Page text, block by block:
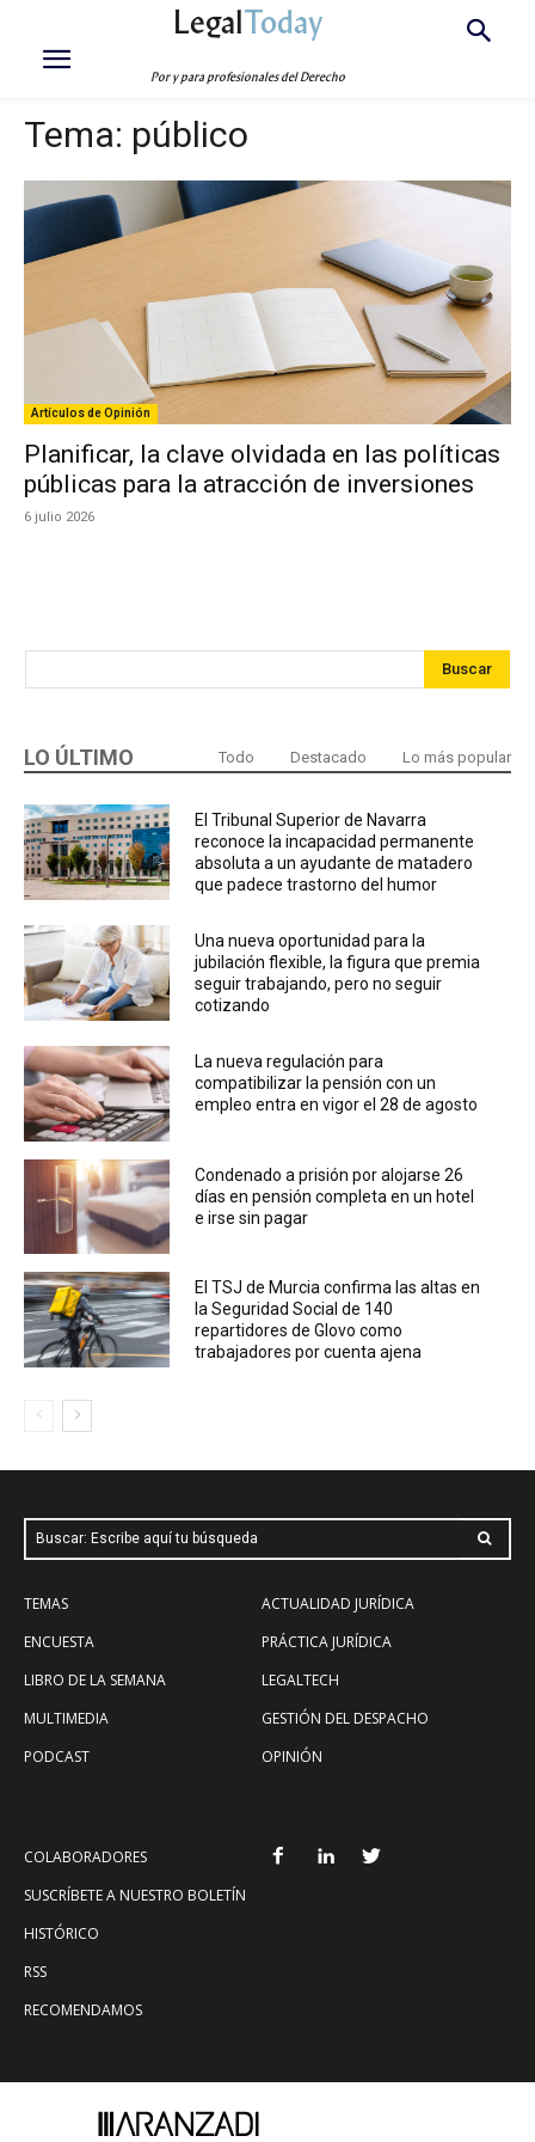
LegalToday
Por y para profesionales del Derecho
Tema: público
Artículos de Opinión
Planificar, la clave olvidada en las políticas
públicas para la atracción de inversiones
6 julio 2026
Buscar
LO ÚLTIMO Todo Destacado Lo más popular
El Tribunal Superior de Navarra
reconoce la incapacidad permanente
absoluta a un ayudante de matadero
que padece trastorno del humor
Una nueva oportunidad para la
jubilación flexible, la figura que premia
seguir trabajando, pero no seguir
cotizando
La nueva regulación para
compatibilizar la pensión con un
empleo entra en vigor el 28 de agosto
Condenado a prisión por alojarse 26
días en pensión completa en un hotel
e irse sin pagar
El TSJ de Murcia confirma las altas en
la Seguridad Social de 140
repartidores de Glovo como
trabajadores por cuenta ajena
Buscar: Escribe aquí tu búsqueda
TEMAS
ENCUESTA
LIBRO DE LA SEMANA
MULTIMEDIA
PODCAST
ACTUALIDAD JURÍDICA
PRÁCTICA JURÍDICA
LEGALTECH
GESTIÓN DEL DESPACHO
OPINIÓN
COLABORADORES
SUSCRÍBETE A NUESTRO BOLETÍN
HISTÓRICO
RSS
RECOMENDAMOS